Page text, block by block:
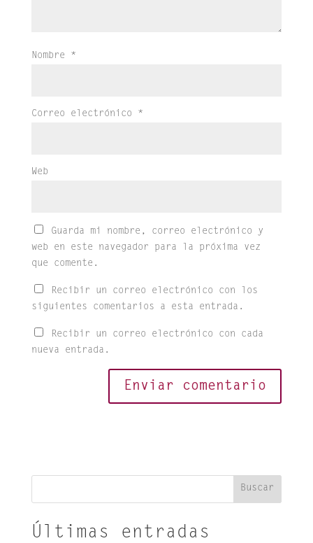
Nombre *
Correo electrónico *
Web
Guarda mi nombre, correo electrónico y
web en este navegador para la próxima vez
que comente.
Recibir un correo electrónico con los
siguientes comentarios a esta entrada.
Recibir un correo electrónico con cada
nueva entrada.
Buscar
Últimas entradas